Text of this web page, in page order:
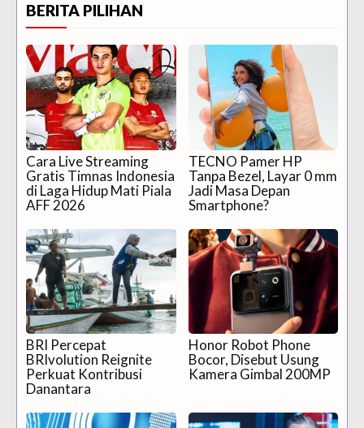
BERITA PILIHAN
Cara Live Streaming
Gratis Timnas Indonesia
di Laga Hidup Mati Piala
AFF 2026
TECNO Pamer HP
Tanpa Bezel, Layar 0 mm
Jadi Masa Depan
Smartphone?
BRI Percepat
BRIvolution Reignite
Perkuat Kontribusi
Danantara
Honor Robot Phone
Bocor, Disebut Usung
Kamera Gimbal 200MP